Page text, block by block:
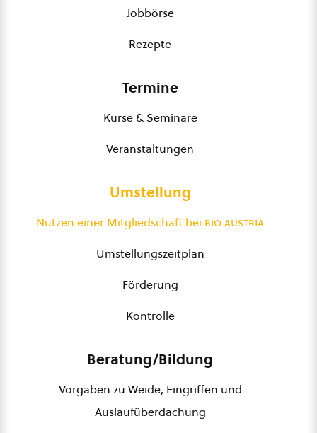
Jobbörse
Rezepte
Termine
Kurse & Seminare
Veranstaltungen
Umstellung
Nutzen einer Mitgliedschaft bei bio austria
Umstellungszeitplan
Förderung
Kontrolle
Beratung/Bildung
Vorgaben zu Weide, Eingriffen und
Auslaufüberdachung